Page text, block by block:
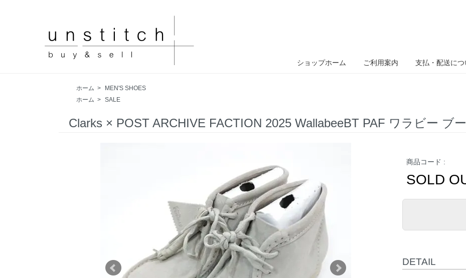
ショップホーム ご利用案内 支払・配送につ
ホーム >
MEN'S SHOES
ホーム > SALE
Clarks × POST ARCHIVE FACTION 2025 WallabeeBT PAF ワラビー ブ
商品コード :
SOLD
DETAIL